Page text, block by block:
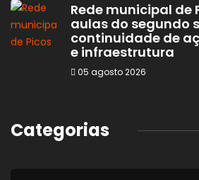
Rede municipal de
aulas do segundo
continuidade de
e infraestrutura
05 agosto 2026
Categorias